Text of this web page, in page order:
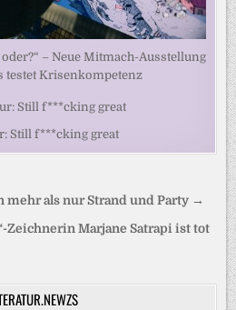
– Neue Mitmach-Ausstellung
testet Krisenkompetenz
Still f***cking great
mehr als nur Strand und Party →
Zeichnerin Marjane Satrapi ist tot